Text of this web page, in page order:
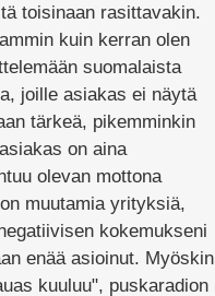
toisinaan rasittavakin.
kuin kerran olen
suomalaista
joille asiakas ei näytä
tärkeä, pikemminkin
on aina
olevan mottona
muutamia yrityksiä,
kokemukseni
enää asioinut. Myöskin
kuuluu", puskaradion